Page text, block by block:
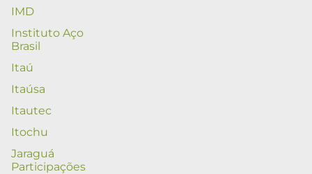
IMD
Instituto Aço
Brasil
Itaú
Itaúsa
Itautec
Itochu
Jaraguá
Participações